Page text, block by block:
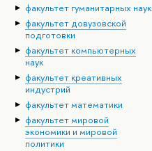
факультет гуманитарных наук
факультет довузовской
подготовки
факультет компьютерных
наук
факультет креативных
индустрий
факультет математики
факультет мировой
экономики и мировой
политики